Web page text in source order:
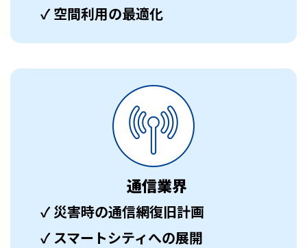
✓ 空間利用の最適化
通信業界
✓ 災害時の通信網復旧計画
✓ スマートシティへの展開